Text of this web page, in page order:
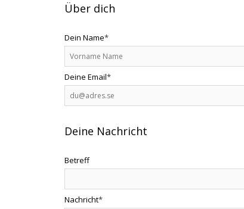
Über dich
Dein Name*
Deine Email*
Deine Nachricht
Betreff
Nachricht*